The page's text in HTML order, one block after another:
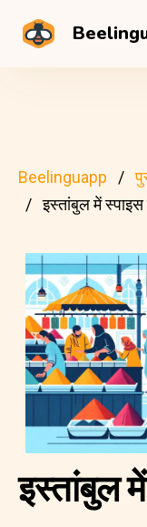
Beelinguapp
इस्तांबुल में स्पाइस
इस्तांबुल